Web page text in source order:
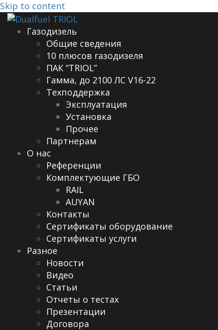
Skip to content
Газодизель
Общие сведения
10 плюсов газодизеля
ПАК “TRIOL”
Гамма, до 2100 ЛС V16-22
Техподдержка
Эксплуатация
Установка
Прочее
Партнерам
О нас
Референции
Комплектующие ГБО
RAIL
AUYAN
Контакты
Сертификаты оборудование
Сертификаты услуги
Разное
Новости
Видео
Cтатьи
Отчеты о тестах
Презентации
Договора